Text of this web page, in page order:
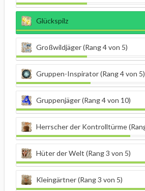
Glückspilz
Großwildjäger (Rang 4 von 5)
Gruppen-Inspirator (Rang 4 von 5)
Gruppenjäger (Rang 4 von 10)
Herrscher der Kontrolltürme
Hüter der Welt (Rang 3 von 5)
Kleingärtner (Rang 3 von 5)